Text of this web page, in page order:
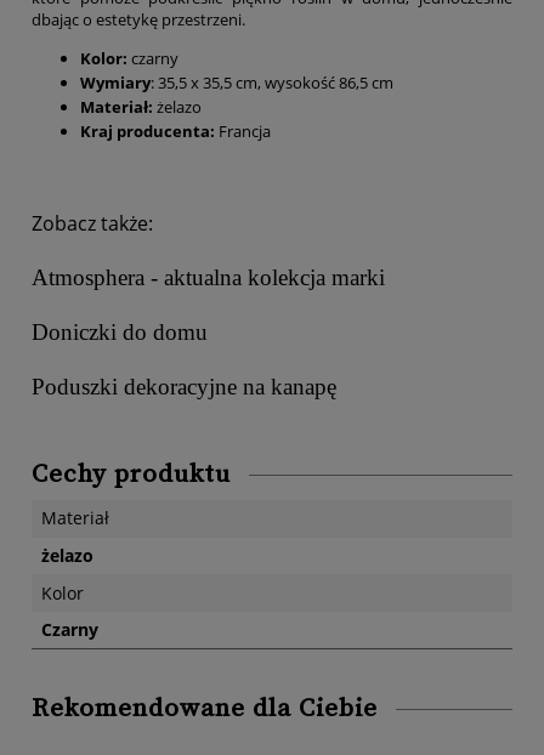
dbając o estetykę przestrzeni.
Kolor: czarny
Wymiary: 35,5 x 35,5 cm, wysokość 86,5 cm
Materiał: żelazo
Kraj producenta: Francja
Zobacz także:
Atmosphera - aktualna kolekcja marki
Doniczki do domu
Poduszki dekoracyjne na kanapę
Cechy produktu
Materiał
żelazo
Kolor
Czarny
Rekomendowane dla Ciebie